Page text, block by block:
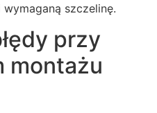
szczelinę.
przy
montażu